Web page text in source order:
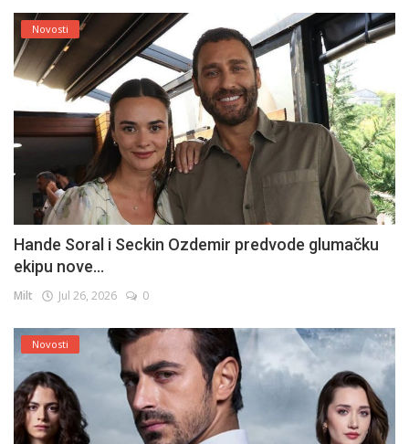
Novosti
Hande Soral i Seckin Ozdemir predvode glumačku
ekipu nove...
Milt Jul 26, 2026 0
Novosti